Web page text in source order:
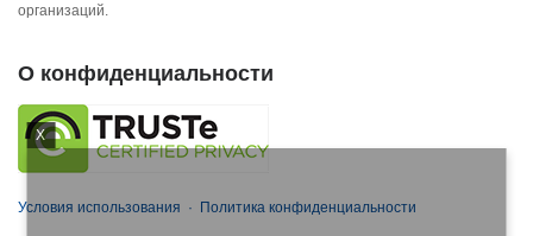
X
организаций.
О конфиденциальности
Условия использования · Политика конфиденциальности